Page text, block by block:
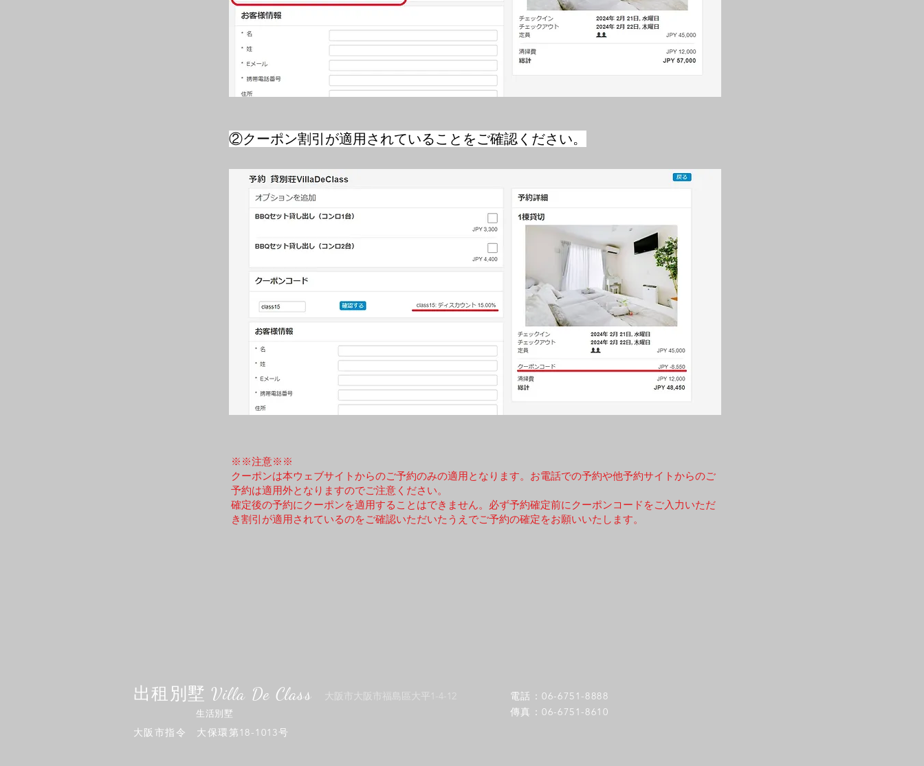
​②クーポン割引が適用されていることをご確認ください。
※※注意※※
​クーポンは本ウェブサイトからのご予約のみの適用となります。お電話での予約や他予約サイトからのご
予約は適用外となりますのでご注意ください。
確定後の予約にクーポンを適用することはできません。必ず予約確定前にクーポンコードをご入力いただ
き割引が適用されているのをご確認いただいたうえでご予約の確定をお願いいたします。
出租別墅 Villa De Class 大阪市大阪市福島區大平1-4-12
生活別墅
電話：06-6751-8888
傳真：06-6751-8610
​大阪市指令 大保環第18-1013号